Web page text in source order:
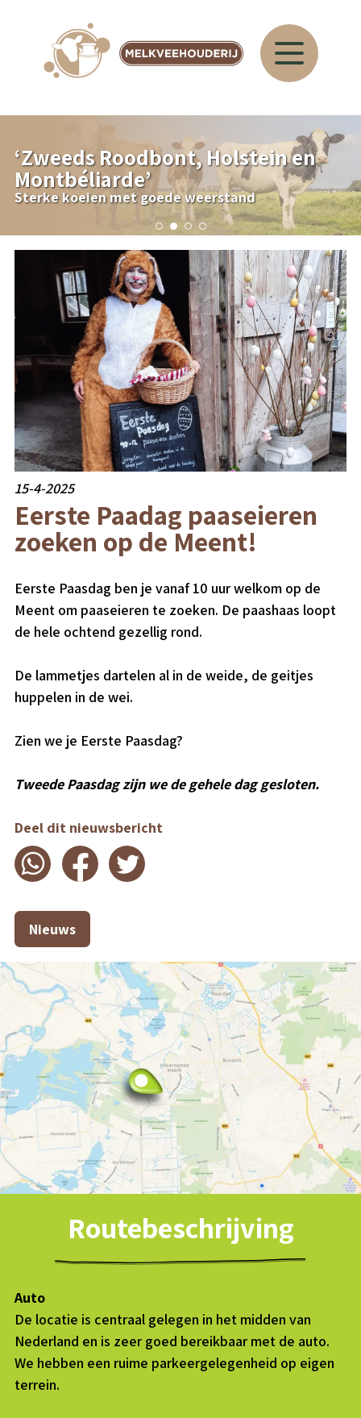
‘Zweeds Roodbont, Holstein en
Montbéliarde’
Sterke koeien met goede weerstand
15-4-2025
Eerste Paadag paaseieren
zoeken op de Meent!
Eerste Paasdag ben je vanaf 10 uur welkom op de
Meent om paaseieren te zoeken. De paashaas loopt
de hele ochtend gezellig rond.
De lammetjes dartelen al in de weide, de geitjes
huppelen in de wei.
Zien we je Eerste Paasdag?
Tweede Paasdag zijn we de gehele dag gesloten.
Deel dit nieuwsbericht
Nieuws
Routebeschrijving
Auto
De locatie is centraal gelegen in het midden van
Nederland en is zeer goed bereikbaar met de auto.
We hebben een ruime parkeergelegenheid op eigen
terrein.